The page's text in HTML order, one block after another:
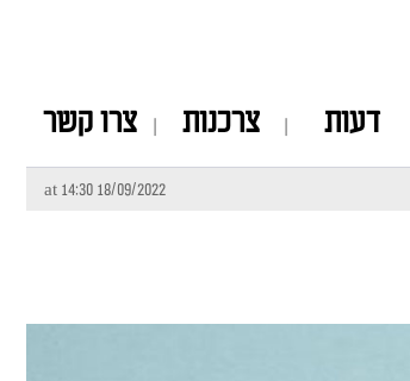
דעות צרכנות צרו קשר
18/09/2022 at 14:30